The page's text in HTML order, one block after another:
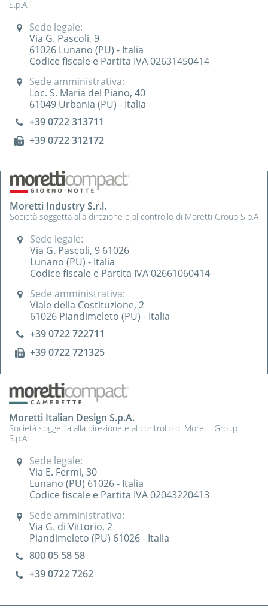
S.p.A.
Sede legale:
Via G. Pascoli, 9
61026 Lunano (PU) - Italia
Codice fiscale e Partita IVA 02631450414
Sede amministrativa:
Loc. S. Maria del Piano, 40
61049 Urbania (PU) - Italia
+39 0722 313711
+39 0722 312172
Moretti Industry S.r.l.
Società soggetta alla direzione e al controllo di Moretti Group S.p.A
Sede legale:
Via G. Pascoli, 9 61026
Lunano (PU) - Italia
Codice fiscale e Partita IVA 02661060414
Sede amministrativa:
Viale della Costituzione, 2
61026 Piandimeleto (PU) - Italia
+39 0722 722711
+39 0722 721325
Moretti Italian Design S.p.A.
Società soggetta alla direzione e al controllo di Moretti Group
S.p.A.
Sede legale:
Via E. Fermi, 30
Lunano (PU) 61026 - Italia
Codice fiscale e Partita IVA 02043220413
Sede amministrativa:
Via G. di Vittorio, 2
Piandimeleto (PU) 61026 - Italia
800 05 58 58
+39 07227262